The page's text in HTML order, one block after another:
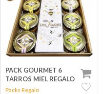
PACK GOURMET 6
TARROS MIEL REGALO
Packs Regalo